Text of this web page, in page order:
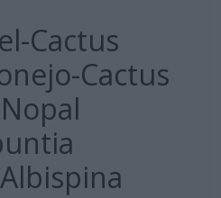
Cactus
Cactus